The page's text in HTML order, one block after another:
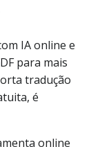
IA online e
para mais
tradução
é
online